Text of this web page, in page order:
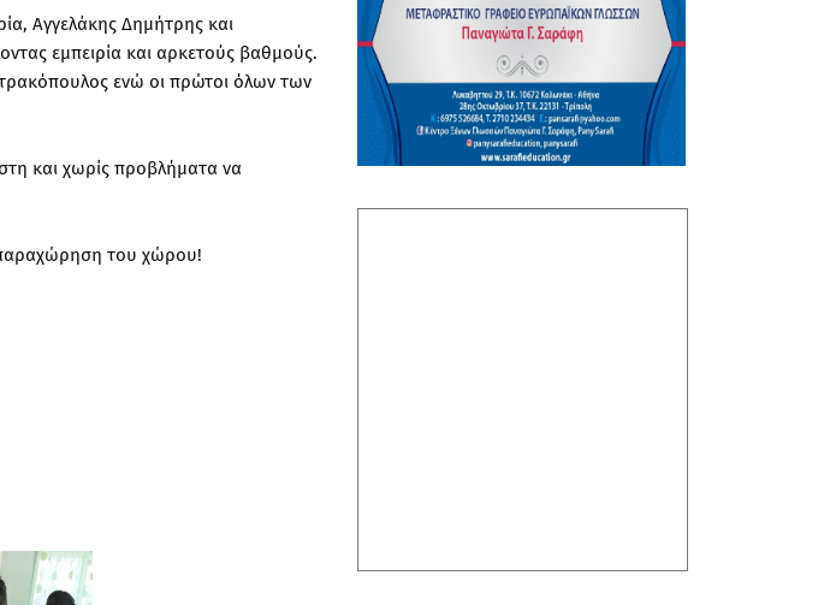
Αγγελάκης Δημήτρης και
εμπειρία και αρκετούς βαθμούς.
ενώ οι πρώτοι όλων των
και χωρίς προβλήματα να
του χώρου!